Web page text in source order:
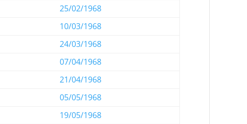
25/02/1968
10/03/1968
24/03/1968
07/04/1968
21/04/1968
05/05/1968
19/05/1968